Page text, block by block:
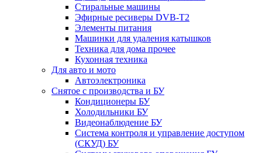
Стиральные машины
Эфирные ресиверы DVB-T2
Элементы питания
Машинки для удаления катышков
Техника для дома прочее
Кухонная техника
Для авто и мото
Автоэлектроника
Снятое с производства и БУ
Кондиционеры БУ
Холодильники БУ
Видеонаблюдение БУ
Система контроля и управление доступом
(СКУД) БУ